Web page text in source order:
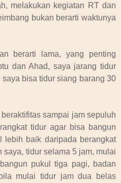
melakukan kegiatan RT dan
bukan berarti waktunya
berarti lama, yang penting
dan Ahad, saya jarang tidur
bisa tidur siang barang 30
sampai jam sepuluh
tidur agar bisa bangun
lebih baik daripada berangkat
tidur selama 5 jam, mulai
pukul tiga pagi, badan
mulai tidur jam dua belas